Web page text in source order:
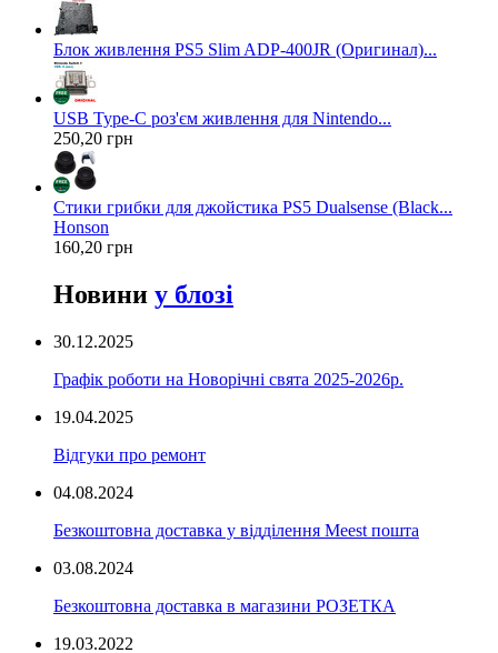
Блок живлення PS5 Slim ADP-400JR (Оригинал)...
USB Type-C роз'єм живлення для Nintendo...
250,20 грн
Стики грибки для джойстика PS5 Dualsense (Black...
Honson
160,20 грн
Новини у блозі
30.12.2025
Графік роботи на Новорічні свята 2025-2026р.
19.04.2025
Відгуки про ремонт
04.08.2024
Безкоштовна доставка у відділення Meest пошта
03.08.2024
Безкоштовна доставка в магазини РОЗЕТКА
19.03.2022